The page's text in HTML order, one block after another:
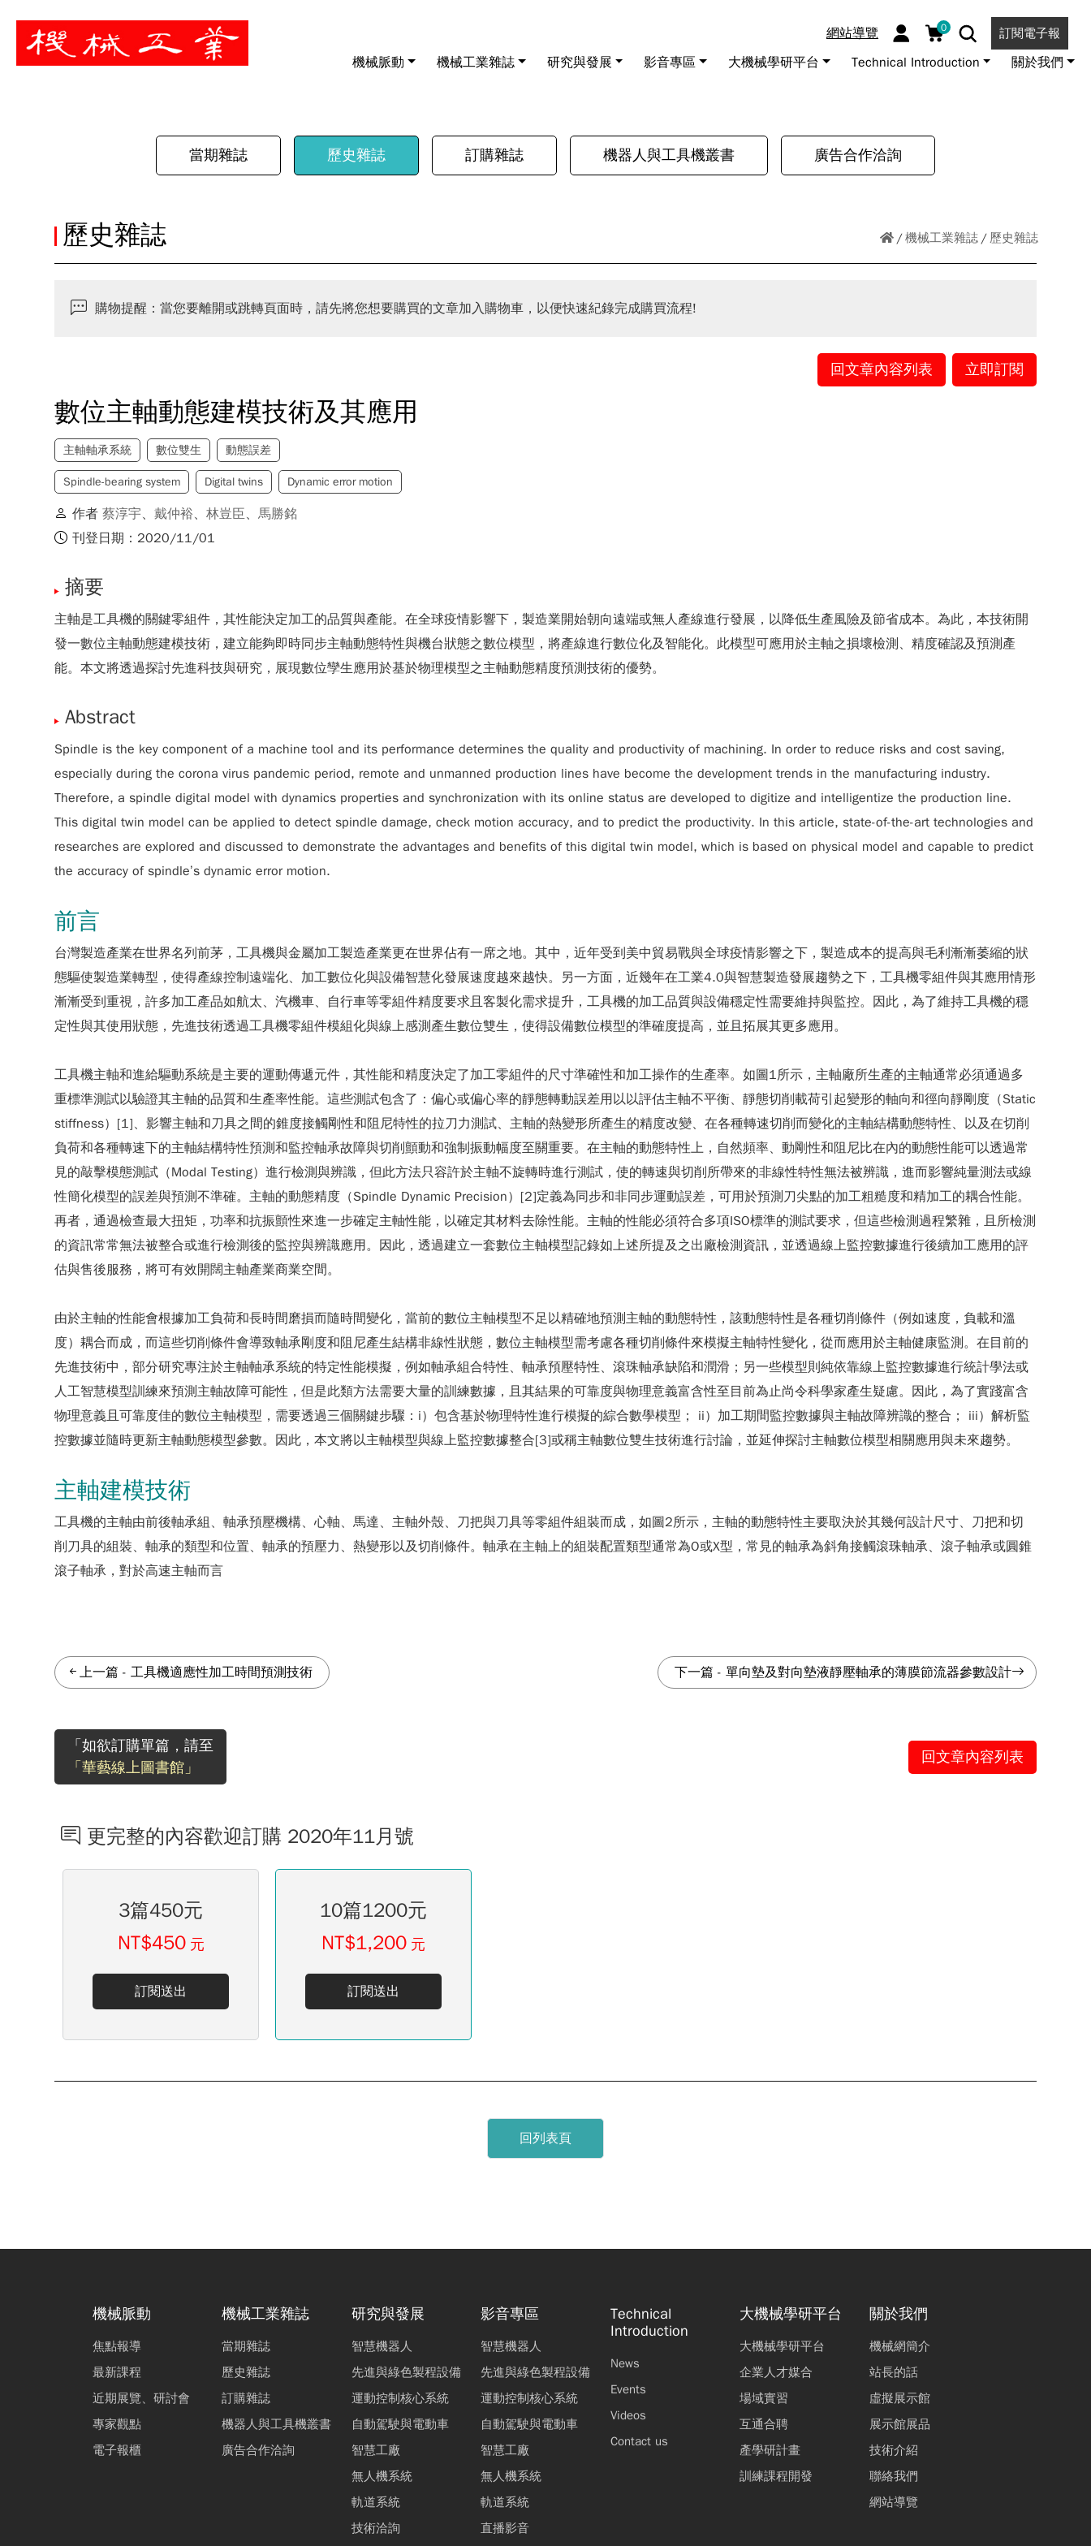
網站導覽 0 訂閱電子報
機械脈動 機械工業雜誌 研究與發展 影音專區 大機械學研平台 Technical Introduction 關於我們
暫停
當期雜誌 歷史雜誌 訂購雜誌 機器人與工具機叢書 廣告合作洽詢
機械工業雜誌 歷史雜誌
歷史雜誌
購物提醒：當您要離開或跳轉頁面時，請先將您想要購買的文章加入購物車，以便快速紀錄完成購買流程!
回文章內容列表 立即訂閱
數位主軸動態建模技術及其應用
主軸軸承系統 數位雙生 動態誤差
Spindle-bearing system Digital twins Dynamic error motion
作者蔡淳宇、戴仲裕、林豈臣、馬勝銘
刊登日期：2020/11/01
摘要
主軸是工具機的關鍵零組件，其性能決定加工的品質與產能。在全球疫情影響下，製造業開始朝向遠端或無人產線進行發展，以降低生產風險及節省成本。為此，本技術開
發一數位主軸動態建模技術，建立能夠即時同步主軸動態特性與機台狀態之數位模型，將產線進行數位化及智能化。此模型可應用於主軸之損壞檢測、精度確認及預測產
能。本文將透過探討先進科技與研究，展現數位孿生應用於基於物理模型之主軸動態精度預測技術的優勢。
Abstract
Spindle is the key component of a machine tool and its performance determines the quality and productivity of machining. In order to reduce risks and cost saving,
especially during the corona virus pandemic period, remote and unmanned production lines have become the development trends in the manufacturing industry.
Therefore, a spindle digital model with dynamics properties and synchronization with its online status are developed to digitize and intelligentize the production line.
This digital twin model can be applied to detect spindle damage, check motion accuracy, and to predict the productivity. In this article, state-of-the-art technologies and
researches are explored and discussed to demonstrate the advantages and benefits of this digital twin model, which is based on physical model and capable to predict
the accuracy of spindle’s dynamic error motion.
前言
台灣製造產業在世界名列前茅，工具機與金屬加工製造產業更在世界佔有一席之地。其中，近年受到美中貿易戰與全球疫情影響之下，製造成本的提高與毛利漸漸萎縮的狀
態驅使製造業轉型，使得產線控制遠端化、加工數位化與設備智慧化發展速度越來越快。另一方面，近幾年在工業4.0與智慧製造發展趨勢之下，工具機零組件與其應用情形
漸漸受到重視，許多加工產品如航太、汽機車、自行車等零組件精度要求且客製化需求提升，工具機的加工品質與設備穩定性需要維持與監控。因此，為了維持工具機的穩
定性與其使用狀態，先進技術透過工具機零組件模組化與線上感測產生數位雙生，使得設備數位模型的準確度提高，並且拓展其更多應用。
工具機主軸和進給驅動系統是主要的運動傳遞元件，其性能和精度決定了加工零組件的尺寸準確性和加工操作的生產率。如圖1所示，主軸廠所生產的主軸通常必須通過多
重標準測試以驗證其主軸的品質和生產率性能。這些測試包含了：偏心或偏心率的靜態轉動誤差用以以評估主軸不平衡、靜態切削載荷引起變形的軸向和徑向靜剛度（Static
stiffness）[1]、影響主軸和刀具之間的錐度接觸剛性和阻尼特性的拉刀力測試、主軸的熱變形所產生的精度改變、在各種轉速切削而變化的主軸結構動態特性、以及在切削
負荷和各種轉速下的主軸結構特性預測和監控軸承故障與切削顫動和強制振動幅度至關重要。在主軸的動態特性上，自然頻率、動剛性和阻尼比在內的動態性能可以透過常
見的敲擊模態測試（Modal Testing）進行檢測與辨識，但此方法只容許於主軸不旋轉時進行測試，使的轉速與切削所帶來的非線性特性無法被辨識，進而影響純量測法或線
性簡化模型的誤差與預測不準確。主軸的動態精度（Spindle Dynamic Precision）[2]定義為同步和非同步運動誤差，可用於預測刀尖點的加工粗糙度和精加工的耦合性能。
再者，通過檢查最大扭矩，功率和抗振顫性來進一步確定主軸性能，以確定其材料去除性能。主軸的性能必須符合多項ISO標準的測試要求，但這些檢測過程繁雜，且所檢測
的資訊常常無法被整合或進行檢測後的監控與辨識應用。因此，透過建立一套數位主軸模型記錄如上述所提及之出廠檢測資訊，並透過線上監控數據進行後續加工應用的評
估與售後服務，將可有效開闊主軸產業商業空間。
由於主軸的性能會根據加工負荷和長時間磨損而隨時間變化，當前的數位主軸模型不足以精確地預測主軸的動態特性，該動態特性是各種切削條件（例如速度，負載和溫
度）耦合而成，而這些切削條件會導致軸承剛度和阻尼產生結構非線性狀態，數位主軸模型需考慮各種切削條件來模擬主軸特性變化，從而應用於主軸健康監測。在目前的
先進技術中，部分研究專注於主軸軸承系統的特定性能模擬，例如軸承組合特性、軸承預壓特性、滾珠軸承缺陷和潤滑；另一些模型則純依靠線上監控數據進行統計學法或
人工智慧模型訓練來預測主軸故障可能性，但是此類方法需要大量的訓練數據，且其結果的可靠度與物理意義富含性至目前為止尚令科學家產生疑慮。因此，為了實踐富含
物理意義且可靠度佳的數位主軸模型，需要透過三個關鍵步驟：i）包含基於物理特性進行模擬的綜合數學模型； ii）加工期間監控數據與主軸故障辨識的整合； iii）解析監
控數據並隨時更新主軸動態模型參數。因此，本文將以主軸模型與線上監控數據整合[3]或稱主軸數位雙生技術進行討論，並延伸探討主軸數位模型相關應用與未來趨勢。
主軸建模技術
工具機的主軸由前後軸承組、軸承預壓機構、心軸、馬達、主軸外殼、刀把與刀具等零組件組裝而成，如圖2所示，主軸的動態特性主要取決於其幾何設計尺寸、刀把和切
削刀具的組裝、軸承的類型和位置、軸承的預壓力、熱變形以及切削條件。軸承在主軸上的組裝配置類型通常為O或X型，常見的軸承為斜角接觸滾珠軸承、滾子軸承或圓錐
滾子軸承，對於高速主軸而言
上一篇 -工具機適應性加工時間預測技術 下一篇 - 單向墊及對向墊液靜壓軸承的薄膜節流器參數設計
「如欲訂購單篇，請至
「華藝線上圖書館」
回文章內容列表
更完整的內容歡迎訂購 2020年11月號
3篇450元
NT$450 元
訂閱送出
10篇1200元
NT$1,200 元
訂閱送出
回列表頁
機械脈動
焦點報導
最新課程
近期展覽、研討會
專家觀點
電子報櫃
機械工業雜誌
當期雜誌
歷史雜誌
訂購雜誌
機器人與工具機叢書
廣告合作洽詢
研究與發展
智慧機器人
先進與綠色製程設備
運動控制核心系統
自動駕駛與電動車
智慧工廠
無人機系統
軌道系統
技術洽詢
影音專區
智慧機器人
先進與綠色製程設備
運動控制核心系統
自動駕駛與電動車
智慧工廠
無人機系統
軌道系統
直播影音
Technical
Introduction
News
Events
Videos
Contact us
大機械學研平台
大機械學研平台
企業人才媒合
場域實習
互通合聘
產學研計畫
訓練課程開發
關於我們
機械網簡介
站長的話
虛擬展示館
展示館展品
技術介紹
聯絡我們
網站導覽